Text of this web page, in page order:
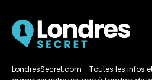
LondresSecret.com - Toutes les infos